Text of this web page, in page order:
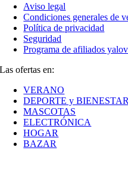
Aviso legal
Condiciones generales de
Política de privacidad
Seguridad
Programa de afiliados
Las ofertas en:
VERANO
DEPORTE y BIENESTAR
MASCOTAS
ELECTRÓNICA
HOGAR
BAZAR